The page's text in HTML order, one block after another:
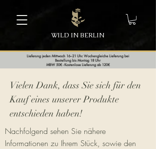
WILD IN BERLIN
Lieferung jeden Mittwoch 16–21 Uhr. Wochengleiche Lieferung bei
Bestellung bis Montag 18 Uhr
MBW 50€ - Kostenlose Lieferung ab 120€
Vielen Dank, dass Sie sich für den
Kauf eines unserer Produkte
entschieden haben!
Nachfolgend sehen Sie nähere
Informationen zu Ihrem Stück, sowie den